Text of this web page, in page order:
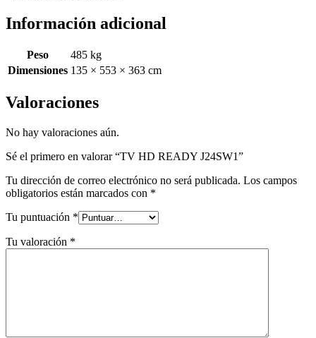
Información adicional
Peso
485 kg
Dimensiones 135 × 553 × 363 cm
Valoraciones
No hay valoraciones aún.
Sé el primero en valorar “TV HD READY J24SW1”
Tu dirección de correo electrónico no será publicada. Los campos
obligatorios están marcados con *
Tu puntuación *
Tu valoración *